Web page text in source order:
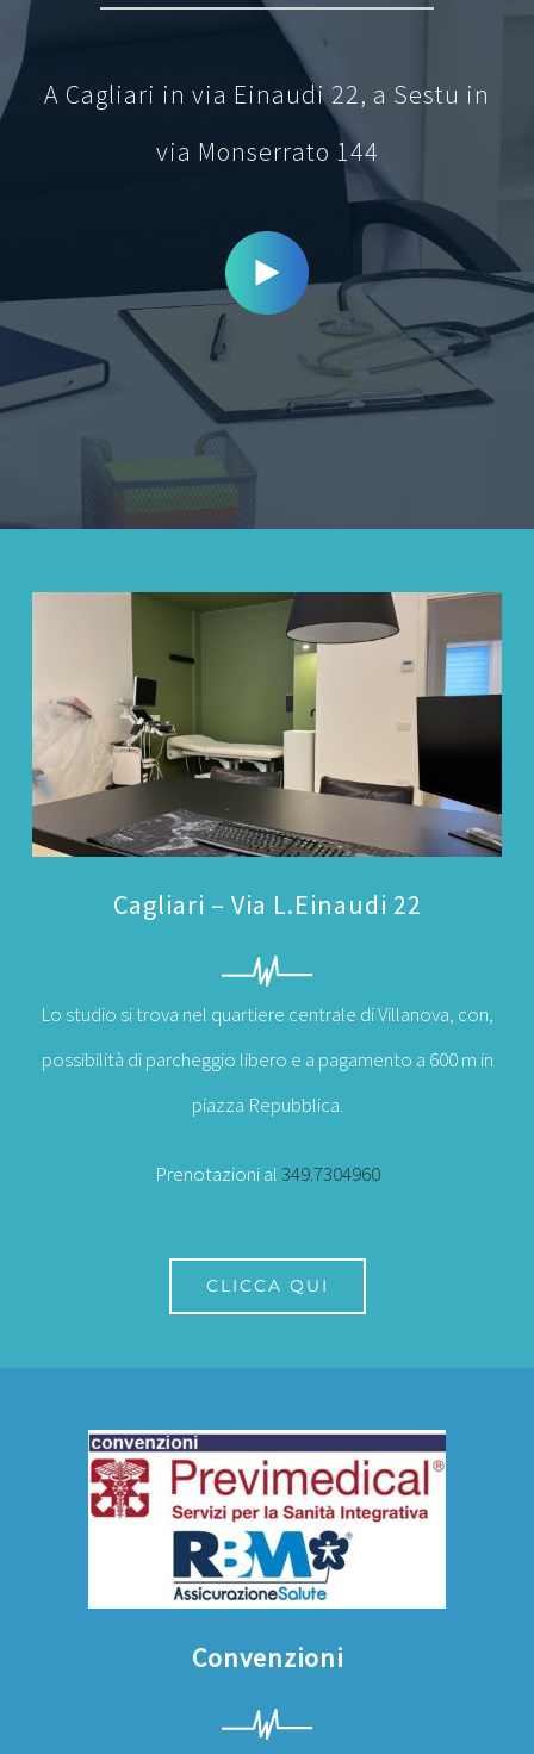
A Cagliari in via Einaudi 22, a Sestu in
via Monserrato 144
Cagliari – Via L.Einaudi 22
Lo studio si trova nel quartiere centrale di Villanova, con,
possibilità di parcheggio libero e a pagamento a 600 m in
piazza Repubblica.
Prenotazioni al349.7304960
CLICCA QUI
Convenzioni